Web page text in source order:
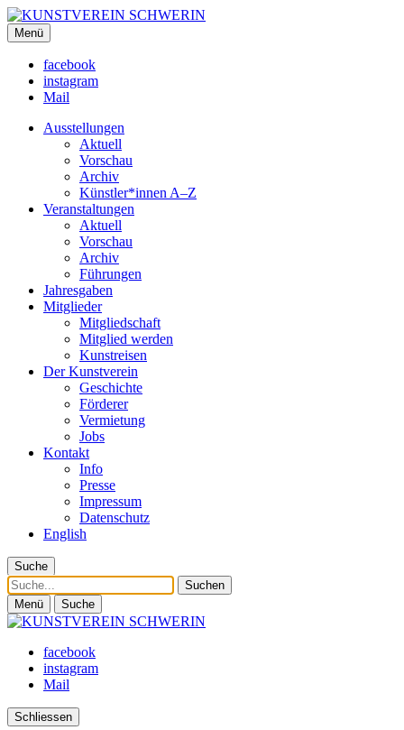
KUNSTVEREIN SCHWERIN
Für Mecklenburg und Vorpommern
Menü
facebook
instagram
Mail
Ausstellungen
Aktuell
Vorschau
Archiv
Künstler*innen A–Z
Veranstaltungen
Aktuell
Vorschau
Archiv
Führungen
Jahresgaben
Mitglieder
Mitgliedschaft
Mitglied werden
Kunstreisen
Der Kunstverein
Geschichte
Förderer
Vermietung
Jobs
Kontakt
Info
Presse
Impressum
Datenschutz
English
Suche
Suche
Menü Suche
facebook
instagram
Mail
Schliessen